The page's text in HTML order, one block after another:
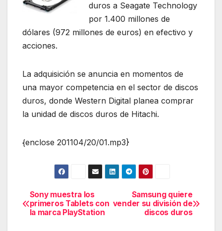
duros a Seagate Technology
por 1.400 millones de
dólares (972 millones de euros) en efectivo y
acciones.
La adquisición se anuncia en momentos de
una mayor competencia en el sector de discos
duros, donde Western Digital planea comprar
la unidad de discos duros de Hitachi.
{enclose 201104/20/01.mp3}
Navegación
de
Samsung quiere
vender su división de
discos duros
Sony muestra los
primeros Tablets con
la marca PlayStation